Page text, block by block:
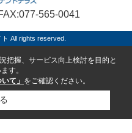
565-0041
All rights reserved.
把握、サービス向上検討を目的と
す。
て」 をご確認ください。